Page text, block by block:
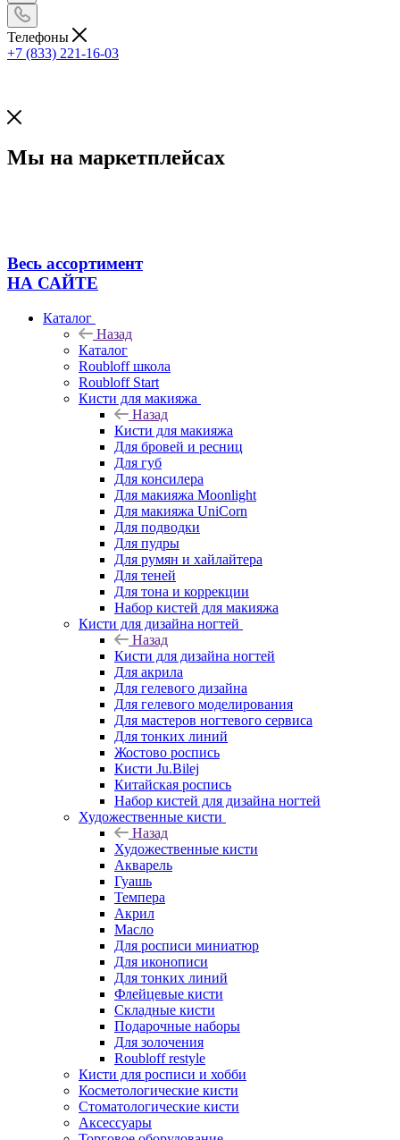
Телефоны
+7 (833) 221-16-03
Мы на маркетплейсах
Весь ассортимент
НА САЙТЕ
Каталог
Назад
Каталог
Roubloff школа
Roubloff Start
Кисти для макияжа
Назад
Кисти для макияжа
Для бровей и ресниц
Для губ
Для консилера
Для макияжа Moonlight
Для макияжа UniCorn
Для подводки
Для пудры
Для румян и хайлайтера
Для теней
Для тона и коррекции
Набор кистей для макияжа
Кисти для дизайна ногтей
Назад
Кисти для дизайна ногтей
Для акрила
Для гелевого дизайна
Для гелевого моделирования
Для мастеров ногтевого сервиса
Для тонких линий
Жостово роспись
Кисти Ju.Bilej
Китайская роспись
Набор кистей для дизайна ногтей
Художественные кисти
Назад
Художественные кисти
Акварель
Гуашь
Темпера
Акрил
Масло
Для росписи миниатюр
Для иконописи
Для тонких линий
Флейцевые кисти
Складные кисти
Подарочные наборы
Для золочения
Roubloff restyle
Кисти для росписи и хобби
Косметологические кисти
Стоматологические кисти
Аксессуары